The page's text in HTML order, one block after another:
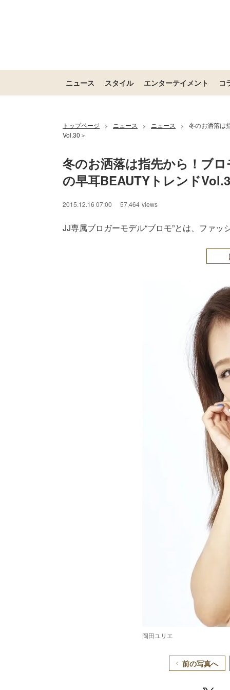
ニュース スタイル エンターテイメント コ
トップページ > ニュース > ニュース >
冬のお洒落は
Vol.30＞
冬のお洒落は指先から！ブ
の早耳BEAUTYトレンド
2015.12.16 07:00 57,464 views
JJ専属ブロガーモデル“ブロモ”とは、ファ
岡田ユリエ
前の写真へ